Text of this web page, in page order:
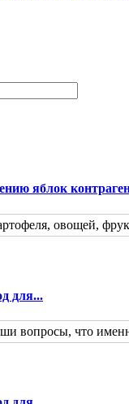
яблок
овощей,
для...
вопросы, что